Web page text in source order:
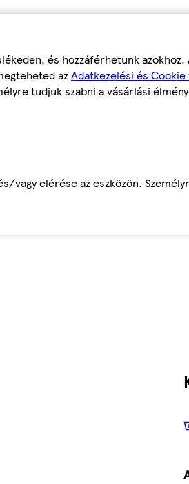
és hozzáférhetünk azokhoz.
azAdatkezelési és
tudjuk szabni a vásárlási
vagy elérése az eszközön.